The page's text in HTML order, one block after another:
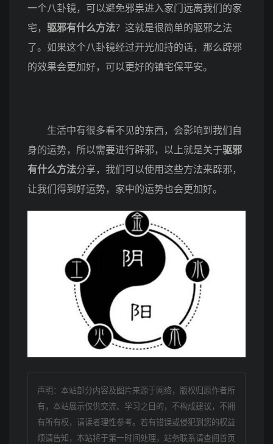
一个八卦镜，可以避免邪祟进入家门远离我们的家
宅， 驱邪有什么方法？这就是很简单的驱邪之法
了。如果这个八卦镜经过开光加持的话，那么辟邪
的效果会更加好，可以更好的镇宅保平安。
生活中有很多看不见的东西，会影响到我们自
身的运势，所以需要进行辟邪，以上就是关于驱邪
有什么方法分享，我们可以使用这些方法来辟邪，
让我们得到好运势，家中的运势也会更加好。
声明：本站部分内容及图片来源于网络，版权归原作者所
有，本站展示仅供交流、学习之目的，不构成建议，不拥
有所有权，请读者理性参考。若有错误或侵犯到您的权益
烦请告知，本站将于第一时间处理，站务联系请查阅首页